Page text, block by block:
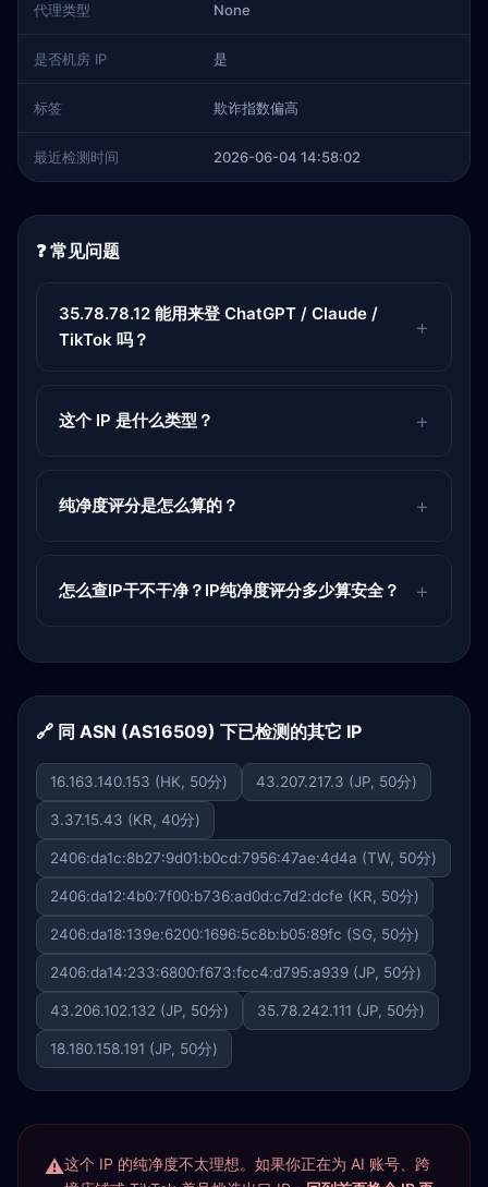
代理类型 None
是否机房 IP 是
标签 欺诈指数偏高
最近检测时间 2026-06-04 14:58:02
❓ 常见问题
35.78.78.12 能用来登 ChatGPT / Claude /
TikTok 吗？
这个 IP 是什么类型？
纯净度评分是怎么算的？
怎么查IP干不干净？IP纯净度评分多少算安全？
🔗 同 ASN (AS16509) 下已检测的其它 IP
16.163.140.153 (HK, 50分) 43.207.217.3 (JP, 50分)
3.37.15.43 (KR, 40分)
2406:da1c:8b27:9d01:b0cd:7956:47ae:4d4a (TW, 50分)
2406:da12:4b0:7f00:b736:ad0d:c7d2:dcfe (KR, 50分)
2406:da18:139e:6200:1696:5c8b:b05:89fc (SG, 50分)
2406:da14:233:6800:f673:fcc4:d795:a939 (JP, 50分)
43.206.102.132 (JP, 50分) 35.78.242.111 (JP, 50分)
18.180.158.191 (JP, 50分)
这个 IP 的纯净度不太理想。如果你正在为 AI 账号、跨